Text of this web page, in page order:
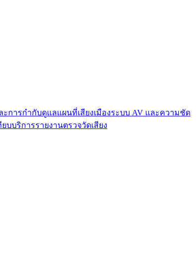
ะการกำกับดูแลแผนที่เสียงเมืองระบบ AV และความชัด
ยบบริการรายงานตรวจวัดเสียง